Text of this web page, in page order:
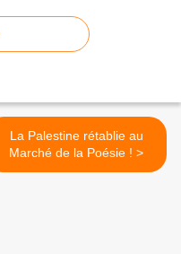
La Palestine rétablie au
Marché de la Poésie ! >